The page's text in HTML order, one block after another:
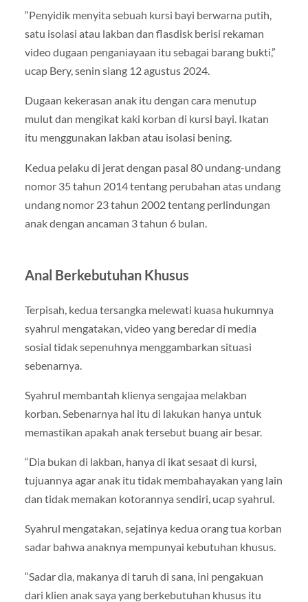
“Penyidik menyita sebuah kursi bayi berwarna putih,
satu isolasi atau lakban dan flasdisk berisi rekaman
video dugaan penganiayaan itu sebagai barang bukti,”
ucap Bery, senin siang 12 agustus 2024.
Dugaan kekerasan anak itu dengan cara menutup
mulut dan mengikat kaki korban di kursi bayi. Ikatan
itu menggunakan lakban atau isolasi bening.
Kedua pelaku di jerat dengan pasal 80 undang-undang
nomor 35 tahun 2014 tentang perubahan atas undang
undang nomor 23 tahun 2002 tentang perlindungan
anak dengan ancaman 3 tahun 6 bulan.
Anal Berkebutuhan Khusus
Terpisah, kedua tersangka melewati kuasa hukumnya
syahrul mengatakan, video yang beredar di media
sosial tidak sepenuhnya menggambarkan situasi
sebenarnya.
Syahrul membantah klienya sengajaa melakban
korban. Sebenarnya hal itu di lakukan hanya untuk
memastikan apakah anak tersebut buang air besar.
“Dia bukan di lakban, hanya di ikat sesaat di kursi,
tujuannya agar anak itu tidak membahayakan yang lain
dan tidak memakan kotorannya sendiri, ucap syahrul.
Syahrul mengatakan, sejatinya kedua orang tua korban
sadar bahwa anaknya mempunyai kebutuhan khusus.
“Sadar dia, makanya di taruh di sana, ini pengakuan
dari klien anak saya yang berkebutuhan khusus itu